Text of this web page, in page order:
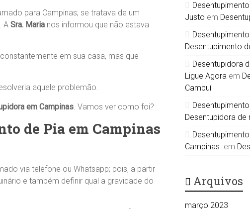
para Campinas; se tratava de um
. A Sra. Maria nos informou que não estava
em sua casa, mas que
aquele problemão.
em Campinas. Vamos ver como foi?
de Pia em Campinas
via telefone ou Whatsapp; pois, a partir
e também definir qual a gravidade do
Justo em
Desentupimento
Desentupidora
Ligue Agora em
Cambuí
Desentupidora de
Campinas em
Arquivos
março 2023